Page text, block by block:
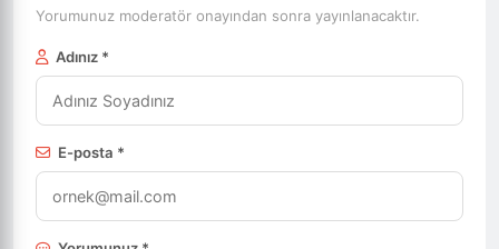
Yorumunuz moderatör onayından sonra yayınlanacaktır.
Adınız *
E-posta *